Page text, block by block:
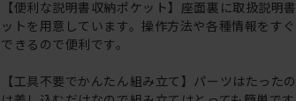
【便利な説明書収納ポケット】座面裏に取扱説明
ットを用意しています。操作方法や各種情報をす
できるので便利です。
【工具不要でかんたん組み立て】パーツはたっ